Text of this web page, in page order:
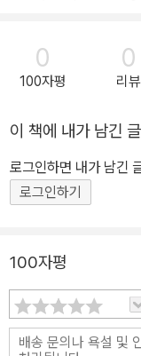
0
100자평
0
리뷰
이 책에 내가 남긴 글
로그인하면 내가 남긴
로그인하기
100자평